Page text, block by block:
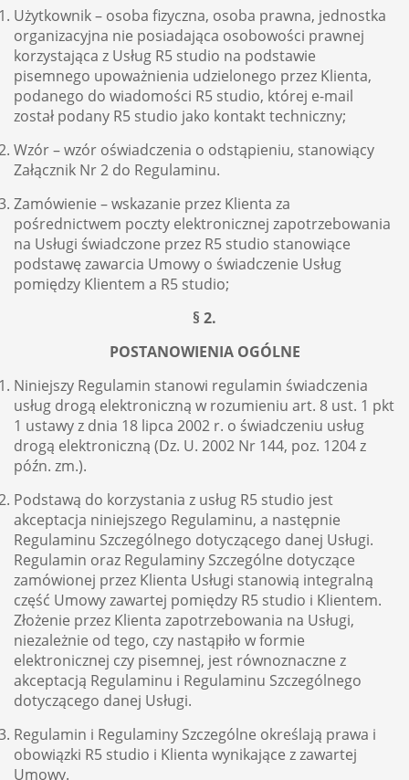
Użytkownik – osoba fizyczna, osoba prawna, jednostka
organizacyjna nie posiadająca osobowości prawnej
korzystająca z Usług R5 studio na podstawie
pisemnego upoważnienia udzielonego przez Klienta,
podanego do wiadomości R5 studio, której e-mail
został podany R5 studio jako kontakt techniczny;
Wzór – wzór oświadczenia o odstąpieniu, stanowiący
Załącznik Nr 2 do Regulaminu.
Zamówienie – wskazanie przez Klienta za
pośrednictwem poczty elektronicznej zapotrzebowania
na Usługi świadczone przez R5 studio stanowiące
podstawę zawarcia Umowy o świadczenie Usług
pomiędzy Klientem a R5 studio;
§ 2.
POSTANOWIENIA OGÓLNE
Niniejszy Regulamin stanowi regulamin świadczenia
usług drogą elektroniczną w rozumieniu art. 8 ust. 1 pkt
1 ustawy z dnia 18 lipca 2002 r. o świadczeniu usług
drogą elektroniczną (Dz. U. 2002 Nr 144, poz. 1204 z
późn. zm.).
Podstawą do korzystania z usług R5 studio jest
akceptacja niniejszego Regulaminu, a następnie
Regulaminu Szczególnego dotyczącego danej Usługi.
Regulamin oraz Regulaminy Szczególne dotyczące
zamówionej przez Klienta Usługi stanowią integralną
część Umowy zawartej pomiędzy R5 studio i Klientem.
Złożenie przez Klienta zapotrzebowania na Usługi,
niezależnie od tego, czy nastąpiło w formie
elektronicznej czy pisemnej, jest równoznaczne z
akceptacją Regulaminu i Regulaminu Szczególnego
dotyczącego danej Usługi.
Regulamin i Regulaminy Szczególne określają prawa i
obowiązki R5 studio i Klienta wynikające z zawartej
Umowy.